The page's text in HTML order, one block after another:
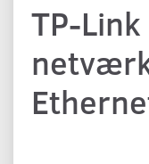
TP-Link